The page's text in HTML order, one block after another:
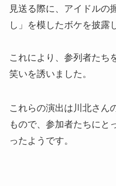
見送る際に、アイドルの
し」を模したボケを披露
これにより、参列者たち
笑いを誘いました。
これらの演出は川北さん
もので、参加者たちにと
ったようです。